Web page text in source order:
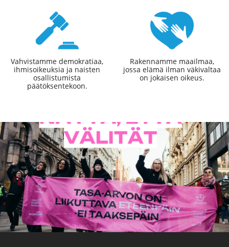
Vahvistamme demokratiaa,
ihmisoikeuksia ja naisten
osallistumista
päätöksentekoon.
Rakennamme maailmaa,
jossa elämä ilman väkivaltaa
on jokaisen oikeus.